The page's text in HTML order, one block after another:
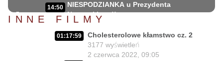
7
14:50
NIESPODZIANKA u Prezydenta
Nawrockiego!!
30 lipca 2026, 15:45
02:12:04 Czy Prezydent uratuje chorych Polaków?
29 lipca 2026, 11:00
INNE FILMY
01:17:59
Cholesterolowe kłamstwo cz. 2
3177 wyświetleń
2 czerwca 2022, 09:05